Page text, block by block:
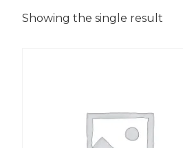
Showing the single result